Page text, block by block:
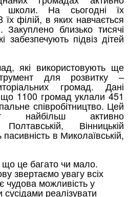
школи. На сьогодні їх
їх філій, в яких навчається
близько тисячі
забезпечують підвіз дітей
які використовують ще
для розвитку –
громад. Дані
що 1100 громад уклали 451
співробітництво. Цей
найбільш активно
Вінницькій
в Миколаївській,
це багато чи мало.
звертаємо увагу всіх
чудова можливість у
сусідами реалізувати